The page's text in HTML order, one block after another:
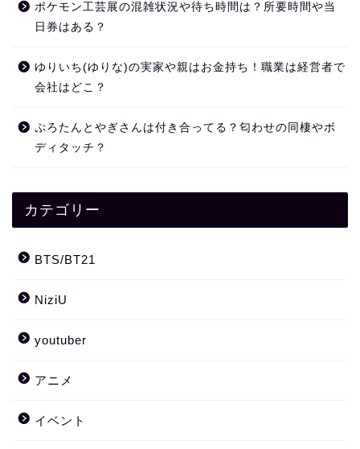
ポケモン工芸展の混雑状況や待ち時間は？所要時間や当
日券はある？
ゆりいち(ゆりな)の実家や親はお金持ち！職業は経営者で
会社はどこ？
ぷろたんとやぎさんは付き合ってる？匂わせの同棲やボ
ディタッチ？
カテゴリー
BTS/BT21
NiziU
youtuber
アニメ
イベント